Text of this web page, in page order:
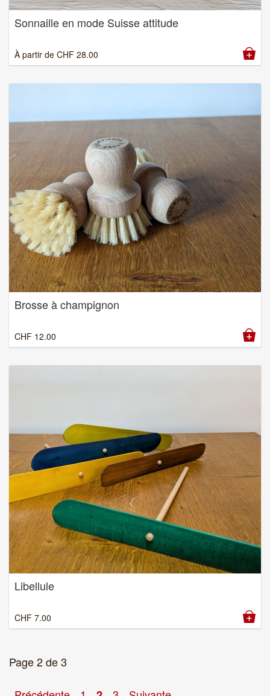
Sonnaille en mode Suisse attitude
À partir de CHF 28.00
Brosse à champignon
CHF 12.00
Libellule
CHF 7.00
Page 2 de 3